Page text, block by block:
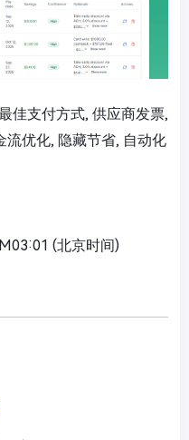
佳支付方式, 供应商发票,
流优化, 隐藏节省, 自动化
(北京时间)